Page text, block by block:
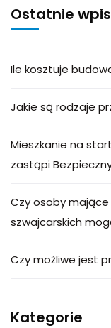
Ostatnie
Ile kosztuje
Jakie są rodzaje
Mieszkanie na
zastąpi
Czy osoby
szwajcarskich
Czy możliwe jest
Kategorie